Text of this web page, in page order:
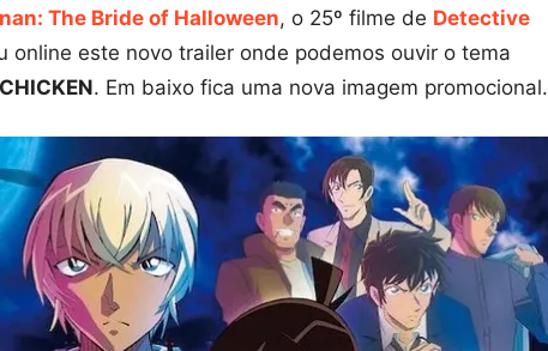
The Bride of Halloween, o 25º filme de Detective
online este novo trailer onde podemos ouvir o tema
. Em baixo fica uma nova imagem promocional.